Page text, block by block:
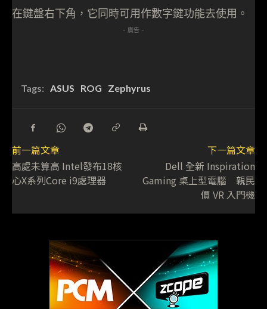
在鍵盤右下角，它同時可用作數字鍵功能去使用。
- 廣告 -
Tags: ASUS ROG Zephyrus
前一篇文章
高處未算高 Intel發布18核
心X系列Core i9處理器
下一篇文章
Dell 全新 Inspiration
Gaming 桌上型電腦 親民
價 VR 入門機